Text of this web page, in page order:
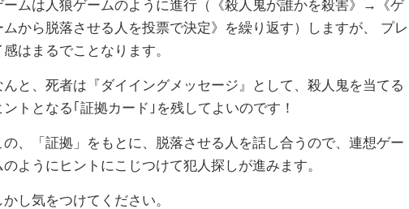
ームは人狼ゲームのように進行（《殺人鬼が誰かを殺害》→《ゲ
ムから脱落させる人を投票で決定》を繰り返す）しますが、 プレ
感はまるでことなります。
んと、死者は『ダイイングメッセージ』として、殺人鬼を当てる
ントとなる｢証拠カード｣を残してよいのです！
の、「証拠」をもとに、脱落させる人を話し合うので、連想ゲー
のようにヒントにこじつけて犯人探しが進みます。
かし気をつけてください。